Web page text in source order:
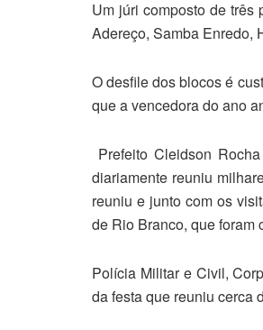
Um júri composto de
Adereço, Samba Enredo,
O desfile dos blocos é
que a vencedora do ano
Prefeito Cleidson
diariamente reuniu
reuniu e junto com os
de Rio Branco, que foram
Polícia Militar e Civil,
da festa que reuniu cerca